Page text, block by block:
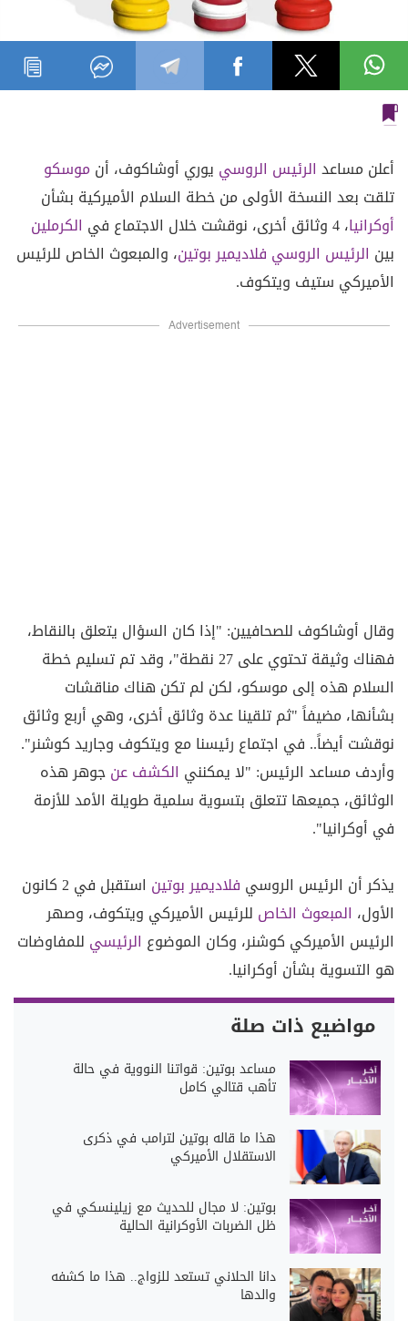
أعلن مساعد الرئيس الروسي يوري أوشاكوف، أنموسكو
تلقت بعد النسخة الأولى من خطة السلام الأميركية بشأن
أوكرانيا، 4 وثائق أخرى، نوقشت خلال الاجتماع في
الكرملين
بين الرئيس الروسي فلاديمير بوتين، والمبعوث الخاص للرئيس
الأميركي ستيف ويتكوف.
Advertisement
وقال أوشاكوف للصحافيين: "إذا كان السؤال يتعلق بالنقاط،
فهناك وثيقة تحتوي على 27 نقطة"، وقد تم تسليم خطة
السلام هذه إلى موسكو، لكن لم تكن هناك مناقشات
بشأنها، مضيفاً "ثم تلقينا عدة وثائق أخرى، وهي أربع وثائق
نوقشت أيضاً.. في اجتماع رئيسنا مع ويتكوف وجاريد كوشنر".
وأردف مساعد الرئيس: "لا يمكنني الكشف عنجوهر هذه
الوثائق، جميعها تتعلق بتسوية سلمية طويلة الأمد للأزمة
في أوكرانيا".
يذكر أن الرئيس الروسي فلاديمير بوتين
استقبل في 2 كانون
الأول، المبعوث الخاص للرئيس الأميركي ويتكوف، وصهر
الرئيس الأميركي كوشنر، وكان الموضوع الرئيسي للمفاوضات
هو التسوية بشأن أوكرانيا.
مواضيع ذات صلة
مساعد بوتين: قواتنا النووية في حالة
تأهب قتالي كامل
هذا ما قاله بوتين لترامب في ذكرى
الاستقلال الأميركي
بوتين: لا مجال للحديث مع زيلينسكي في
ظل الضربات الأوكرانية الحالية
دانا الحلاني تستعد للزواج.. هذا ما كشفه
والدها